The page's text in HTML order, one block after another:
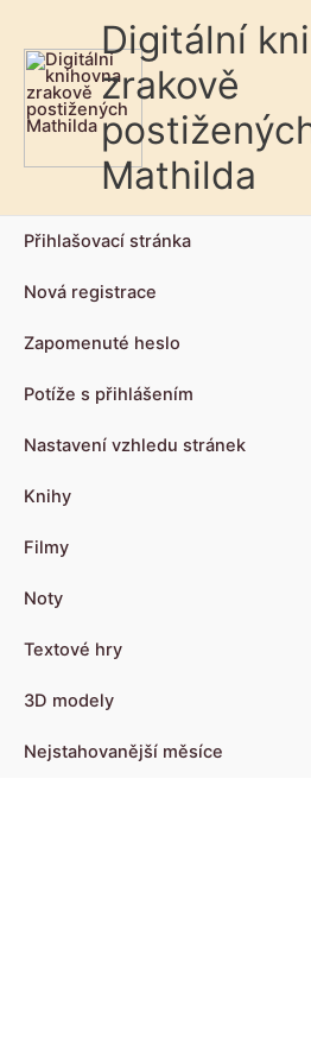
Digitální
zrakově
Mathilda
Přihlašovací stránka
Nová registrace
Zapomenuté heslo
Potíže s přihlášením
Nastavení vzhledu stránek
Knihy
Filmy
Noty
Textové hry
3D modely
Nejstahovanější měsíce